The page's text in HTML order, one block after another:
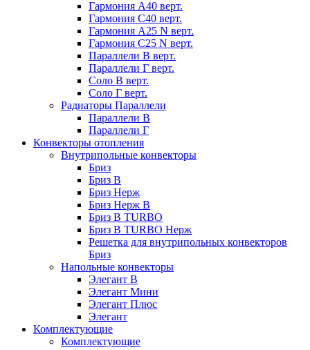
Гармония А40 верт.
Гармония С40 верт.
Гармония А25 N верт.
Гармония С25 N верт.
Параллели В верт.
Параллели Г верт.
Соло В верт.
Соло Г верт.
Радиаторы Параллели
Параллели В
Параллели Г
Конвекторы отопления
Внутрипольные конвекторы
Бриз
Бриз В
Бриз Нерж
Бриз Нерж В
Бриз В TURBO
Бриз В TURBO Нерж
Решетка для внутрипольных конвекторов
Бриз
Напольные конвекторы
Элегант В
Элегант Мини
Элегант Плюс
Элегант
Комплектующие
Комплектующие